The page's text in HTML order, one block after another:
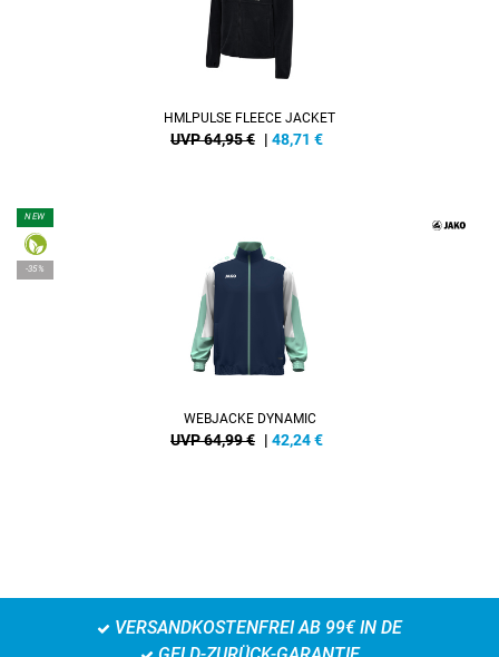
HMLPULSE FLEECE JACKET
UVP 64,95 € | 48,71 €
NEW
-35%
WEBJACKE DYNAMIC
UVP 64,99 € | 42,24€
VERSANDKOSTENFREI AB 99€ IN DE